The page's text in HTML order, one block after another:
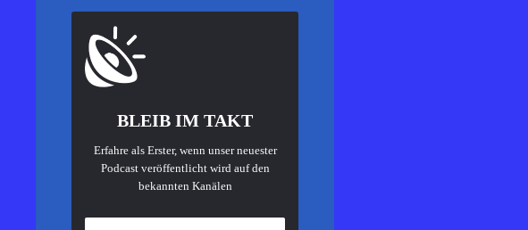
BLEIB IM TAKT
Erfahre als Erster, wenn unser neuester
Podcast veröffentlicht wird auf den
bekannten Kanälen